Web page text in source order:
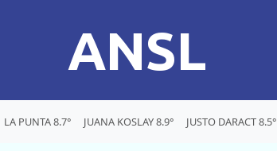
ANSL
LA PUNTA 8.7° JUANA KOSLAY 8.9° JUSTO DARACT 8.5°